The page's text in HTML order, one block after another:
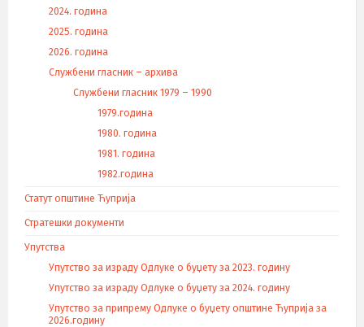
2024. година
2025. година
2026. година
Службени гласник – архива
Службени гласник 1979 – 1990
1979.година
1980. година
1981. година
1982.година
Статут општине Ћуприја
Стратешки документи
Упутства
Упутство за израду Одлуке о буџету за 2023. годину
Упутство за израду Одлуке о буџету за 2024. годину
Упутство за припрему Одлуке о буџету општине Ћуприја за
2026.годину